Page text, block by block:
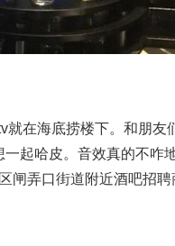
在海底捞楼下。和朋友
起哈皮。音效真的不咋
闸弄口街道附近酒吧招